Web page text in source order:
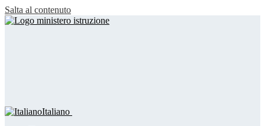
Salta al contenuto
Italiano